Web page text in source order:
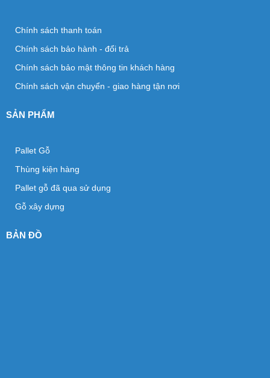
Chính sách thanh toán
Chính sách bảo hành - đổi trả
Chính sách bảo mật thông tin khách hàng
Chính sách vận chuyển - giao hàng tận nơi
SẢN PHẨM
Pallet Gỗ
Thùng kiện hàng
Pallet gỗ đã qua sử dụng
Gỗ xây dựng
BẢN ĐỒ